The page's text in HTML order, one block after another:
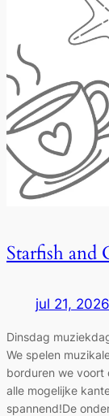
Starfish and
jul 21, 2026
Dinsdag
We spelen
borduren we voort
alle mogelijke
spannend!De